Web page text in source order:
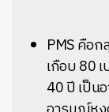
PMS คือ
เกือบ 80
40 ปี เป็น